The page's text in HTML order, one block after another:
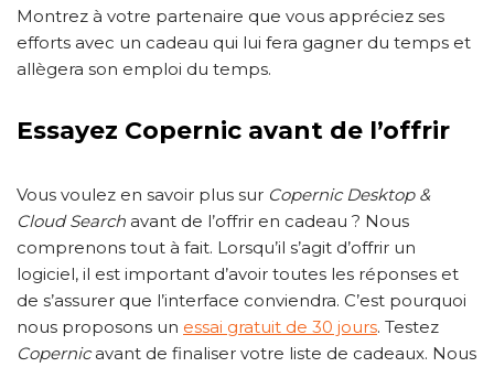
Montrez à votre partenaire que vous appréciez ses
efforts avec un cadeau qui lui fera gagner du temps et
allègera son emploi du temps.
Essayez Copernic avant de l’offrir
Vous voulez en savoir plus sur Copernic Desktop &
Cloud Search avant de l’offrir en cadeau ? Nous
comprenons tout à fait. Lorsqu’il s’agit d’offrir un
logiciel, il est important d’avoir toutes les réponses et
de s’assurer que l’interface conviendra. C’est pourquoi
nous proposons un essai gratuit de 30 jours. Testez
Copernicavant de finaliser votre liste de cadeaux. Nous